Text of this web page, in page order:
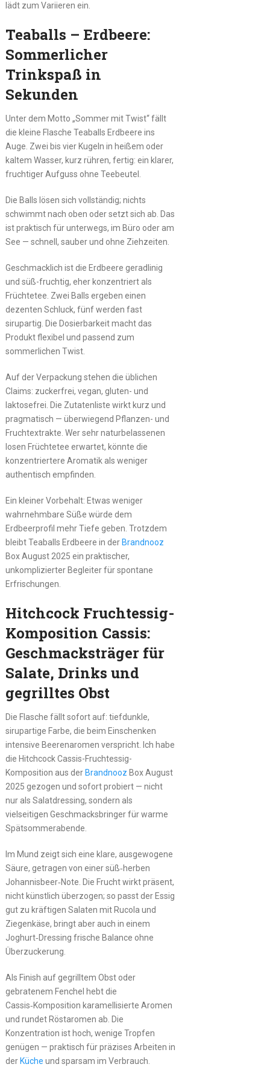
lädt zum Variieren ein.
Teaballs – Erdbeere:
Sommerlicher
Trinkspaß in
Sekunden
Unter dem Motto „Sommer mit Twist“ fällt
die kleine Flasche Teaballs Erdbeere ins
Auge. Zwei bis vier Kugeln in heißem oder
kaltem Wasser, kurz rühren, fertig: ein klarer,
fruchtiger Aufguss ohne Teebeutel.
Die Balls lösen sich vollständig; nichts
schwimmt nach oben oder setzt sich ab. Das
ist praktisch für unterwegs, im Büro oder am
See — schnell, sauber und ohne Ziehzeiten.
Geschmacklich ist die Erdbeere geradlinig
und süß-fruchtig, eher konzentriert als
Früchtetee. Zwei Balls ergeben einen
dezenten Schluck, fünf werden fast
sirupartig. Die Dosierbarkeit macht das
Produkt flexibel und passend zum
sommerlichen Twist.
Auf der Verpackung stehen die üblichen
Claims: zuckerfrei, vegan, gluten- und
laktosefrei. Die Zutatenliste wirkt kurz und
pragmatisch — überwiegend Pflanzen- und
Fruchtextrakte. Wer sehr naturbelassenen
losen Früchtetee erwartet, könnte die
konzentriertere Aromatik als weniger
authentisch empfinden.
Ein kleiner Vorbehalt: Etwas weniger
wahrnehmbare Süße würde dem
Erdbeerprofil mehr Tiefe geben. Trotzdem
bleibt Teaballs Erdbeere in der Brandnooz
Box August 2025 ein praktischer,
unkomplizierter Begleiter für spontane
Erfrischungen.
Hitchcock Fruchtessig-
Komposition Cassis:
Geschmacksträger für
Salate, Drinks und
gegrilltes Obst
Die Flasche fällt sofort auf: tiefdunkle,
sirupartige Farbe, die beim Einschenken
intensive Beerenaromen verspricht. Ich habe
die Hitchcock Cassis-Fruchtessig-
Komposition aus der Brandnooz Box August
2025 gezogen und sofort probiert — nicht
nur als Salatdressing, sondern als
vielseitigen Geschmacksbringer für warme
Spätsommerabende.
Im Mund zeigt sich eine klare, ausgewogene
Säure, getragen von einer süß‑herben
Johannisbeer‑Note. Die Frucht wirkt präsent,
nicht künstlich überzogen; so passt der Essig
gut zu kräftigen Salaten mit Rucola und
Ziegenkäse, bringt aber auch in einem
Joghurt‑Dressing frische Balance ohne
Überzuckerung.
Als Finish auf gegrilltem Obst oder
gebratenem Fenchel hebt die
Cassis‑Komposition karamellisierte Aromen
und rundet Röstaromen ab. Die
Konzentration ist hoch, wenige Tropfen
genügen — praktisch für präzises Arbeiten in
der Küche und sparsam im Verbrauch.